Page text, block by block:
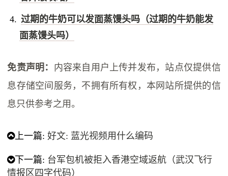
过期的牛奶可以发面蒸馒头吗（过期的牛奶能发
面蒸馒头吗）
免责声明： 内容来自用户上传并发布，站点仅提供信
息存储空间服务，不拥有所有权，本网站所提供的信
息只供参考之用。
上一篇:好文: 蓝光视频用什么编码
下一篇: 台军包机被拒入香港空域返航（武汉飞行
情报区四字代码）